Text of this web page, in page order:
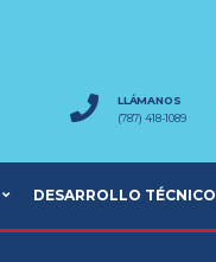
LLÁMANOS
(787) 418-1089
DESARROLLO TÉCNICO